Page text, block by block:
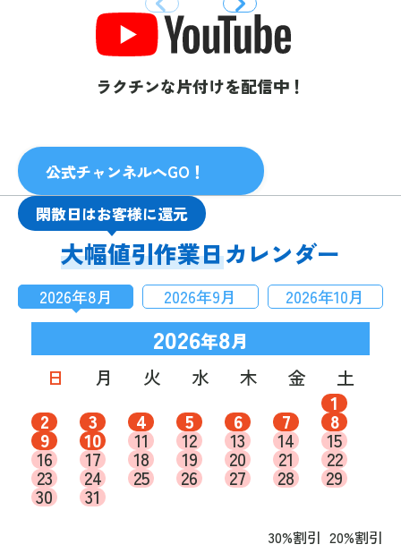
ラクチンな片付けを配信中！
公式チャンネルへGO！
閑散日はお客様に還元
大幅値引作業日カレンダー
2026年8月 2026年9月 2026年10月
2026年8月
日
月 火 水 木 金
土
1
2 3 4 5 6 7 8
9 10 11 12 13 14 15
16 17 18 19 20 21 22
23 24 25 26 27 28 29
30 31
30%割引 20%割引